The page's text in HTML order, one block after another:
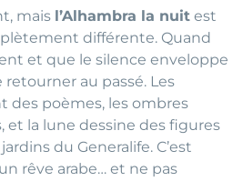
mais l’Alhambra la nuit est
différente. Quand
et que le silence enveloppe
au passé. Les
des poèmes, les ombres
et la lune dessine des figures
du Generalife. C’est
rêve arabe… et ne pas